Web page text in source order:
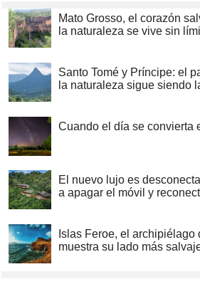
Mato Grosso, el corazón
la naturaleza se vive sin
Santo Tomé y Príncipe: el
la naturaleza sigue siendo
Cuando el día se convierta
El nuevo lujo es
a apagar el móvil y
Islas Feroe, el archipiélago
muestra su lado más